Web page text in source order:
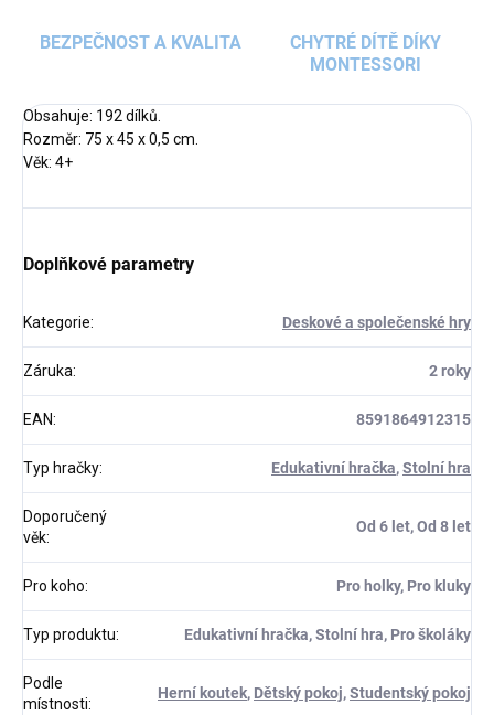
BEZPEČNOST A KVALITA
CHYTRÉ DÍTĚ DÍKY
MONTESSORI
Obsahuje: 192 dílků.
Rozměr: 75 x 45 x 0,5 cm.
Věk: 4+
Doplňkové parametry
Kategorie: Deskové a společenské hry
Záruka: 2 roky
EAN: 8591864912315
Typ hračky: Edukativní hračka,Stolní hra
Doporučený
věk:
Od 6 let, Od 8 let
Pro koho: Pro holky, Pro kluky
Typ produktu: Edukativní hračka, Stolní hra, Pro školáky
Podle
místnosti:
Herní koutek, Dětský pokoj,Studentský pokoj